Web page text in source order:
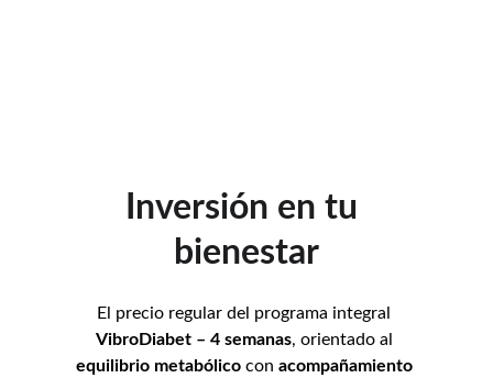
Inversión en tu
bienestar
El precio regular del programa integral
VibroDiabet – 4 semanas, orientado al
equilibrio metabólico con acompañamiento